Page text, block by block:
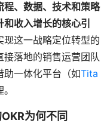
程、数据、技术和策略
收入增长的核心引
现这一战略定位转型的
落地的销售运营团队
助一体化平台（如Tita
为何不同